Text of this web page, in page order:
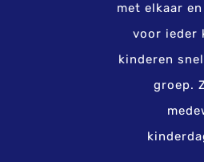
met elkaar
voor ieder
kinderen
groep.